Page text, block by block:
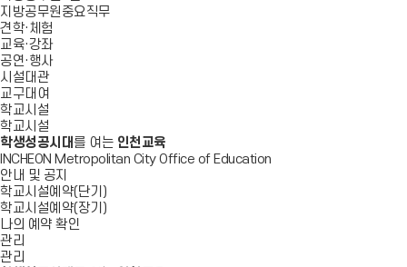
지방공무원중요직무
견학·체험
교육·강좌
공연·행사
시설대관
교구대여
학교시설
학교시설
학생성공시대 를 여는 인천교육
INCHEON Metropolitan City Office of Education
안내 및 공지
학교시설예약(단기)
학교시설예약(장기)
나의 예약 확인
관리
관리